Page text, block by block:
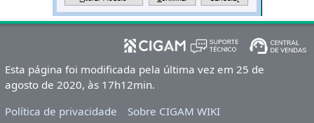
Esta página foi modificada pela última vez em 25 de
agosto de 2020, às 17h12min.
Política de privacidade
Sobre CIGAM WIKI